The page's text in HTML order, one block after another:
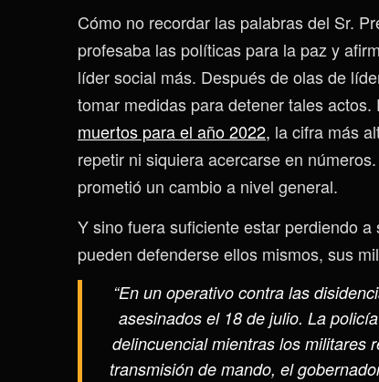
Cómo no recordar las palabras del Sr.
profesaba las políticas para la paz y
líder social más. Después de olas de
tomar medidas para detener tales actos.
muertos para el año 2022, la cifra más
repetir ni siquiera acercarse en
prometió un cambio a nivel general.
Y sino fuera suficiente estar perdiendo
pueden defenderse ellos mismos, sus
“En un operativo contra las
asesinados el 18 de julio. La
delincuencial mientras los militares
transmisión de mando, el